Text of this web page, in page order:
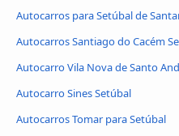
Autocarros para Setúbal de
Autocarros Santiago do Cacém
Autocarro Vila Nova de Santo
Autocarro Sines Setúbal
Autocarros Tomar para Setúbal